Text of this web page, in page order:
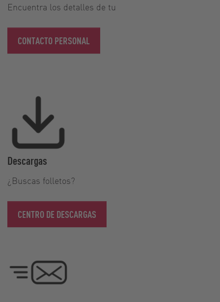
Encuentra los detalles de tu
CONTACTO PERSONAL
Descargas
¿Buscas folletos?
CENTRO DE DESCARGAS